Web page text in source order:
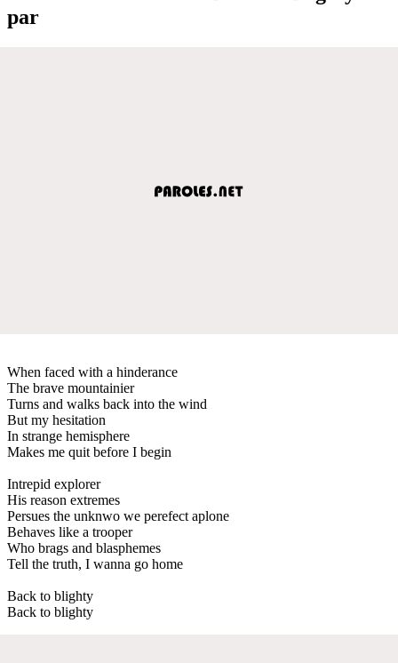
par
When faced with a hinderance
The brave mountainier
Turns and walks back into the wind
But my hesitation
In strange hemisphere
Makes me quit before I begin
Intrepid explorer
His reason extremes
Persues the unknwo we perefect aplone
Behaves like a trooper
Who brags and blasphemes
Tell the truth, I wanna go home
Back to blighty
Back to blighty